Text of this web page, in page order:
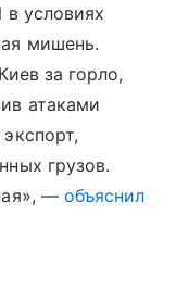
условиях
мишень.
за горло,
атаками
грузов.
— объяснил